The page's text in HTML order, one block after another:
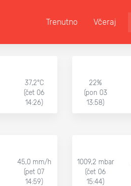
Trenutno Včeraj
37,2°C
(čet 06
14:26)
22%
(pon 03
13:58)
45,0 mm/h
(pet 07
14:59)
1009,2 mbar
(čet 06
15:44)